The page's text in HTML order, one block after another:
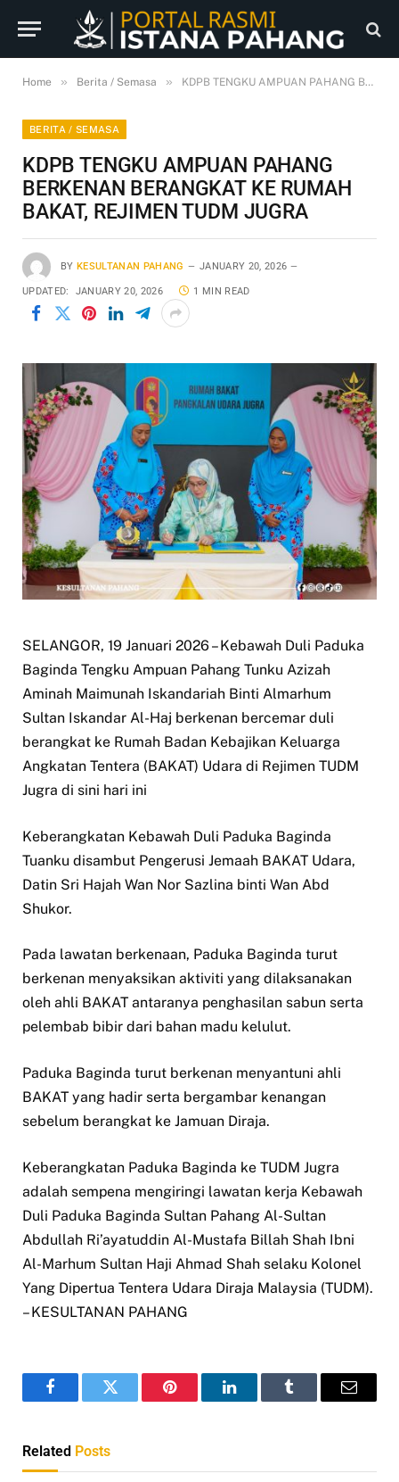
Home » Berita / Semasa » KDPB TENGKU AMPUAN PAHANG BERKENAN BERANGKAT KE RUMAH BAKAT, REJIMEN TUDM JUGRA
BERITA / SEMASA
KDPB TENGKU AMPUAN PAHANG
BERKENAN BERANGKAT KE RUMAH
BAKAT, REJIMEN TUDM JUGRA
BY KESULTANAN PAHANG JANUARY 20, 2026
UPDATED: JANUARY 20, 2026 1 MIN READ
SELANGOR, 19 Januari 2026 – Kebawah Duli Paduka
Baginda Tengku Ampuan Pahang Tunku Azizah
Aminah Maimunah Iskandariah Binti Almarhum
Sultan Iskandar Al-Haj berkenan bercemar duli
berangkat ke Rumah Badan Kebajikan Keluarga
Angkatan Tentera (BAKAT) Udara di Rejimen TUDM
Jugra di sini hari ini
Keberangkatan Kebawah Duli Paduka Baginda
Tuanku disambut Pengerusi Jemaah BAKAT Udara,
Datin Sri Hajah Wan Nor Sazlina binti Wan Abd
Shukor.
Pada lawatan berkenaan, Paduka Baginda turut
berkenan menyaksikan aktiviti yang dilaksanakan
oleh ahli BAKAT antaranya penghasilan sabun serta
pelembab bibir dari bahan madu kelulut.
Paduka Baginda turut berkenan menyantuni ahli
BAKAT yang hadir serta bergambar kenangan
sebelum berangkat ke Jamuan Diraja.
Keberangkatan Paduka Baginda ke TUDM Jugra
adalah sempena mengiringi lawatan kerja Kebawah
Duli Paduka Baginda Sultan Pahang Al-Sultan
Abdullah Ri’ayatuddin Al-Mustafa Billah Shah Ibni
Al-Marhum Sultan Haji Ahmad Shah selaku Kolonel
Yang Dipertua Tentera Udara Diraja Malaysia (TUDM).
– KESULTANAN PAHANG
FacebookTwitter Pinterest LinkedInTumblr Email
Related Posts